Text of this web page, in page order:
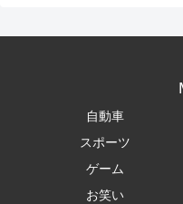
自動車
スポーツ
ゲーム
お笑い